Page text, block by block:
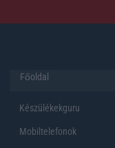
Főoldal
Készülékekguru
Mobiltelefonok